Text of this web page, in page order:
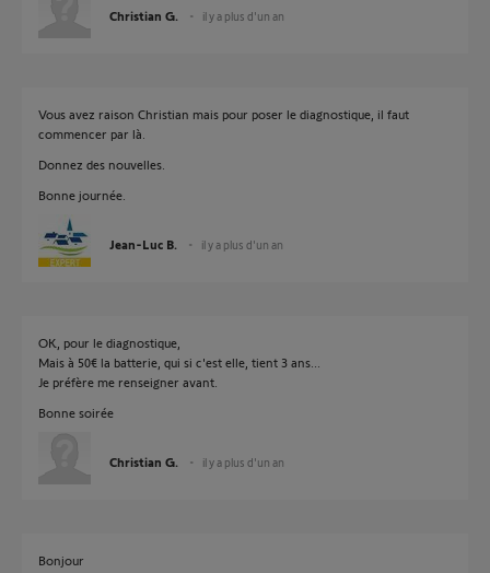
Christian G. il y a plus d'un an
Vous avez raison Christian mais pour poser le diagnostique, il faut
commencer par là.
Donnez des nouvelles.
Bonne journée.
Jean-Luc B. il y a plus d'un an
OK, pour le diagnostique,
Mais à 50€ la batterie, qui si c'est elle, tient 3 ans...
Je préfère me renseigner avant.
Bonne soirée
Christian G. il y a plus d'un an
Bonjour